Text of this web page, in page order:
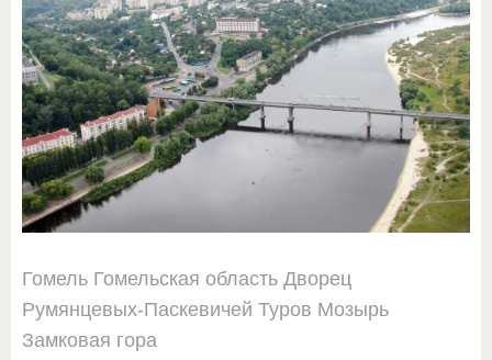
Гомель Гомельская область Дворец
Румянцевых-Паскевичей Туров Мозырь
Замковая гора